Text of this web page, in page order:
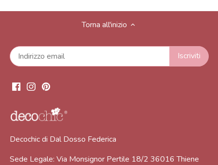
Torna all'inizio
Decochic di Dal Dosso Federica
Sede Legale: Via Monsignor Pertile 18/2 36016 Thiene